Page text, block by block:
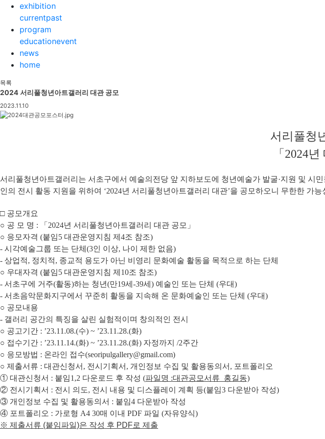
exhibition
currentpast
program
educationevent
news
home
목록
2024 서리풀청년아트갤러리 대관 공모
2023.11.10
서리풀청
「2024
서리풀청년아트갤러리는 서초구에서 예술의전당 앞 지하보도에 청년예술가 발굴·지원 및 시
인의 전시 활동 지원을 위하여 ‘2024년 서리풀청년아트갤러리 대관’을 공모하오니 무한한 가
□ 공모개요
○ 공 모 명 : 「2024년 서리풀청년아트갤러리 대관 공모」
○ 응모자격 (붙임5 대관운영지침 제4조 참조)
- 시각예술그룹 또는 단체(3인 이상, 나이 제한 없음)
- 상업적, 정치적, 종교적 용도가 아닌 비영리 문화예술 활동을 목적으로 하는 단체
○ 우대자격 (붙임5 대관운영지침 제10조 참조)
- 서초구에 거주(활동)하는 청년(만19세-39세) 예술인 또는 단체 (우대)
- 서초음악문화지구에서 꾸준히 활동을 지속해 온 문화예술인 또는 단체 (우대)
○ 공모내용
- 갤러리 공간의 특징을 살린 실험적이며 창의적인 전시
○ 공고기간 : ’23.11.08.(수) ~ ’23.11.28.(화)
○ 접수기간 : ’23.11.14.(화) ~ ’23.11.28.(화) 자정까지 /2주간
○ 응모방법 : 온라인 접수(seoripulgallery@gmail.com)
○ 제출서류 : 대관신청서, 전시기획서, 개인정보 수집 및 활용동의서, 포트폴리오
① 대관신청서 : 붙임1,2 다운로드 후 작성 (파일명 :대관공모서류 홍길동)
② 전시기획서 : 전시 의도, 전시 내용 및 디스플레이 계획 등(붙임3 다운받아 작성)
③ 개인정보 수집 및 활용동의서 : 붙임4 다운받아 작성
④ 포트폴리오 : 가로형 A4 30매 이내 PDF 파일 (자유양식)
※ 제출서류 (붙임파일)은 작성 후 PDF로 제출